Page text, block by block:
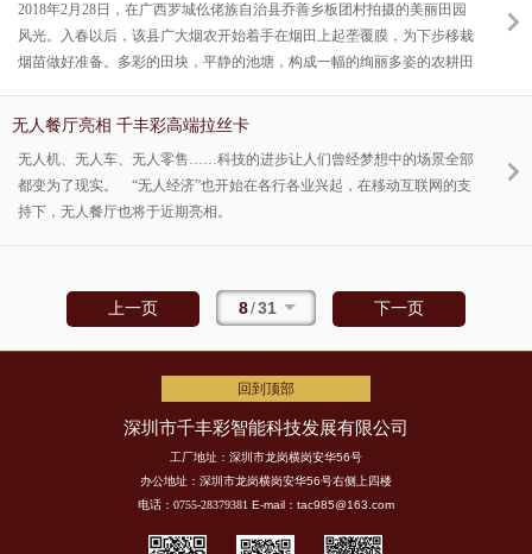
2018年2月28日，在广西罗城仫佬族自治县乔善乡板团村拍摄的美丽田园
风光。入春以后，该县广大烟农开始着手在烟田上起垄覆膜，为下步移栽
烟苗做好准备。多彩的田块，平静的池塘，构成一幅的绚丽多姿的农耕田
无人餐厅亮相 千丰彩高端拉丝卡
无人机、无人车、无人零售……科技的进步让人们曾经梦想中的场景全部
都变为了现实。 “无人经济”也开始在各行各业兴起，在移动互联网的支
持下，无人餐厅也将于近期亮相。
上一页 8/31 下一页
回到顶部
深圳市千丰彩智能科技发展有限公司
工厂地址：深圳市龙岗横岗安华56号
办公地址：深圳市龙岗横岗安华56号右侧上四楼
电话：0755-28379381 E-mail：tac985@163.com